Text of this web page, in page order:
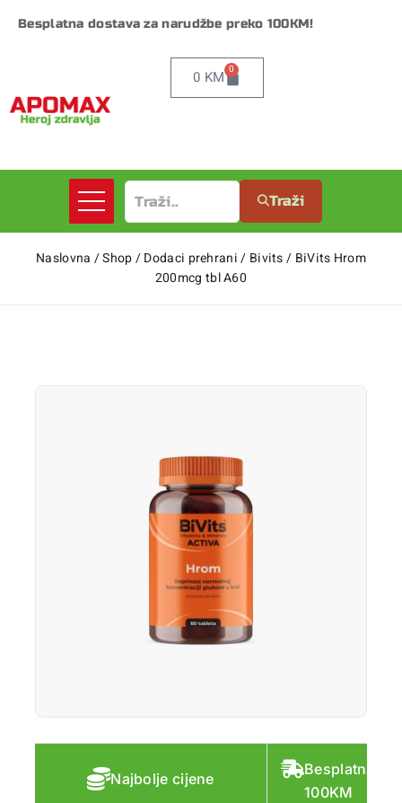
Besplatna dostava za narudžbe preko 100KM!
0 KM 0
Traži
Naslovna /Shop/Dodaci prehrani / Bivits/ BiVits Hrom
200mcg tbl A60
Najbolje cijene
Besplatna
100KM